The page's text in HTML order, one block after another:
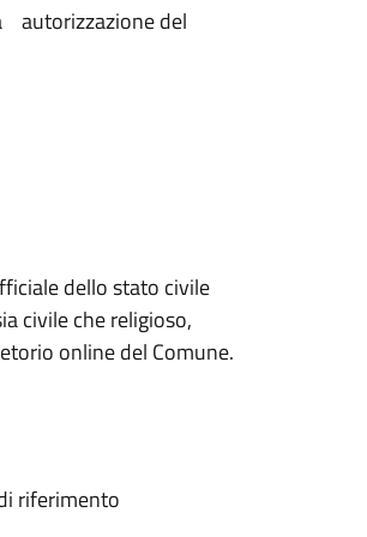
autorizzazione del
dello stato civile
civile che religioso,
online del Comune.
riferimento